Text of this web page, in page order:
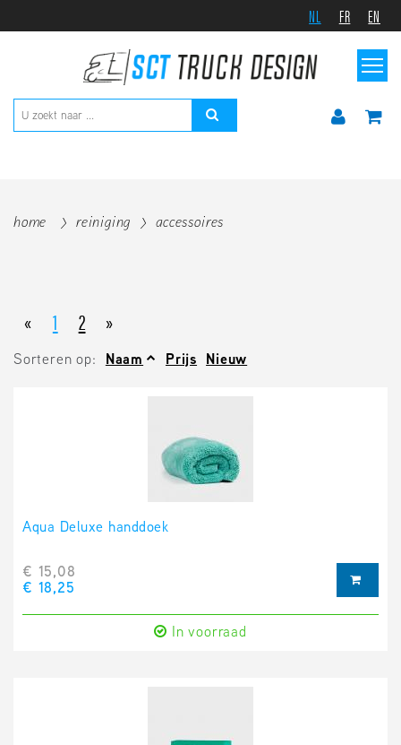
NL FR EN
home reiniging accessoires
« 1 2 »
Sorteren op: Naam Prijs Nieuw
Aqua Deluxe handdoek
€ 15,08
€ 18,25
In voorraad